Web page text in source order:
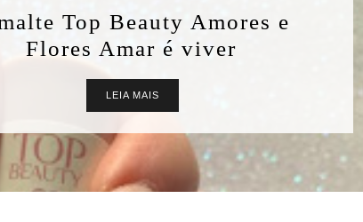
Top Beauty Amores e
Flores Amar é viver
LEIA MAIS